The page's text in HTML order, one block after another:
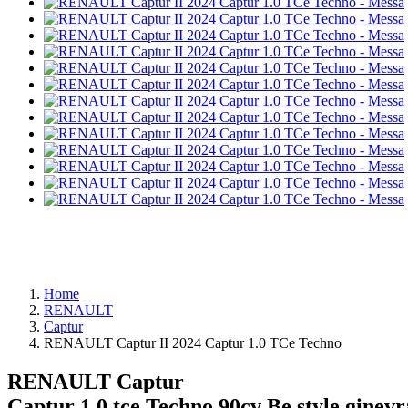
Home
RENAULT
Captur
RENAULT Captur II 2024 Captur 1.0 TCe Techno
RENAULT Captur